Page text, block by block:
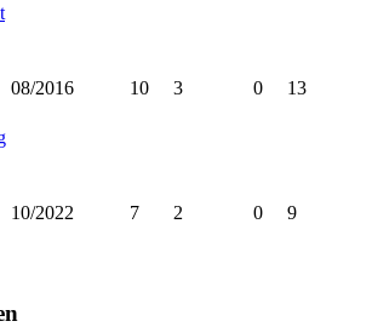
08/2016 10 3 0 13
10/2022 7 2 0 9